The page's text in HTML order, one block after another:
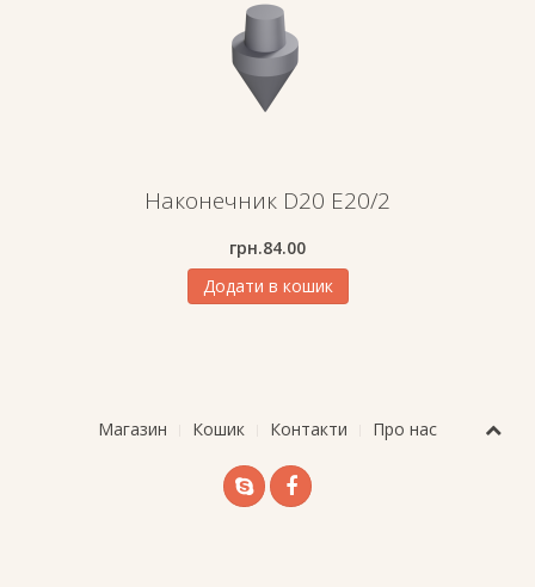
Наконечник D20 E20/2
грн.84.00
Додати в кошик
Магазин Кошик Контакти Про нас